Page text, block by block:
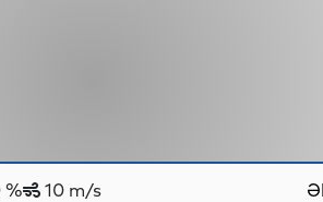
10 m/s